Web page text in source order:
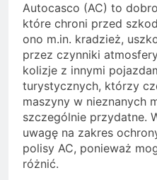
Autocasco (AC) to
które chroni przed
ono m.in. kradzież,
przez czynniki
kolizje z innymi
turystycznych, którzy
maszyny w nieznanych
szczególnie przydatne.
uwagę na zakres
polisy AC, ponieważ
różnić.